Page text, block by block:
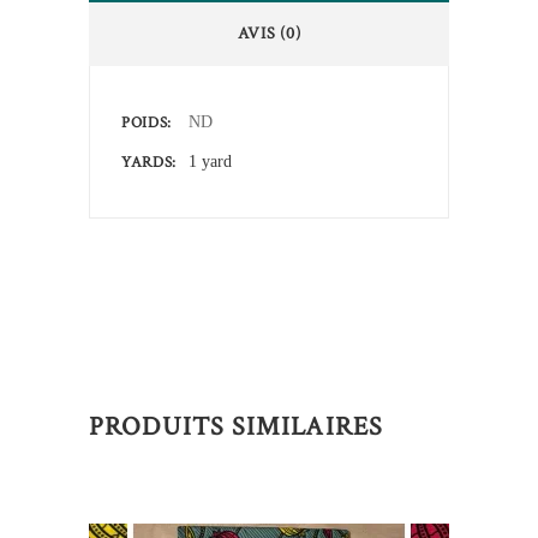
AVIS (0)
POIDS ND
YARDS 1 yard
PRODUITS SIMILAIRES